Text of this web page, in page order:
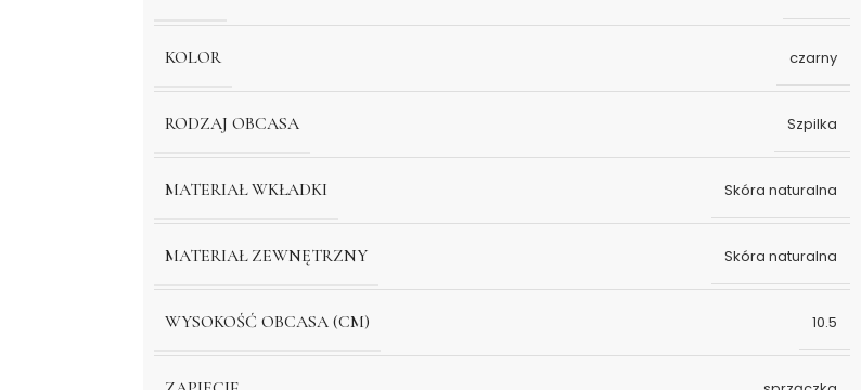
KOLOR czarny
RODZAJ OBCASA Szpilka
MATERIAŁ WKŁADKI Skóra naturalna
MATERIAŁ ZEWNĘTRZNY Skóra naturalna
WYSOKOŚĆ OBCASA (CM) 10.5